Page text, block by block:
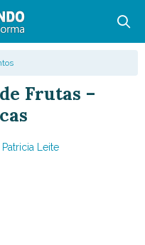
Frutas –
Patricia Leite